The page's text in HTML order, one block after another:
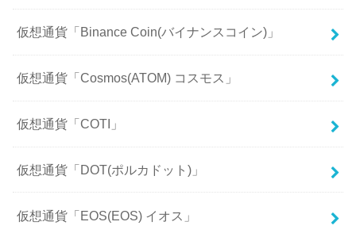
仮想通貨「Binance Coin(バイナンスコイン)」
仮想通貨「Cosmos(ATOM) コスモス」
仮想通貨「COTI」
仮想通貨「DOT(ポルカドット)」
仮想通貨「EOS(EOS) イオス」